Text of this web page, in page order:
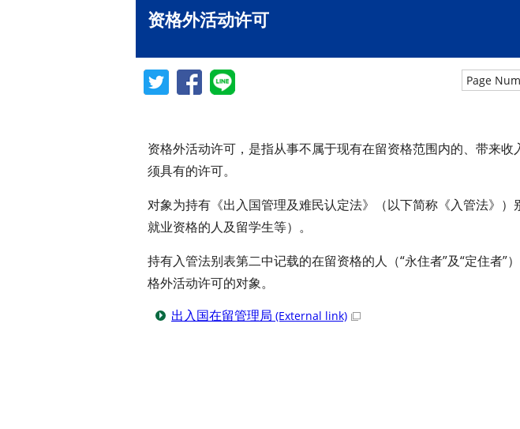
资格外活动许可
Page
资格外活动许可，是指从事不属于现有在留资格范围内的、带来
须具有的许可。
对象为持有《出入国管理及难民认定法》（以下简称《入管法》
就业资格的人及留学生等）。
持有入管法别表第二中记载的在留资格的人（“永住者”及“定住者”
格外活动许可的对象。
出入国在留管理局 (External link)